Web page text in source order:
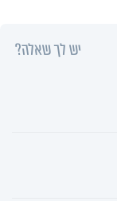
יש לך שאלה?